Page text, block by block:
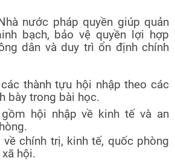
Nhà nước pháp quyền giúp quản
bạch, bảo vệ quyền lợi hợp
dân và duy trì ổn định chính
thành tựu hội nhập theo các
bày trong bài học.
hội nhập về kinh tế và an
về chính trị, kinh tế, quốc phòng
hội.